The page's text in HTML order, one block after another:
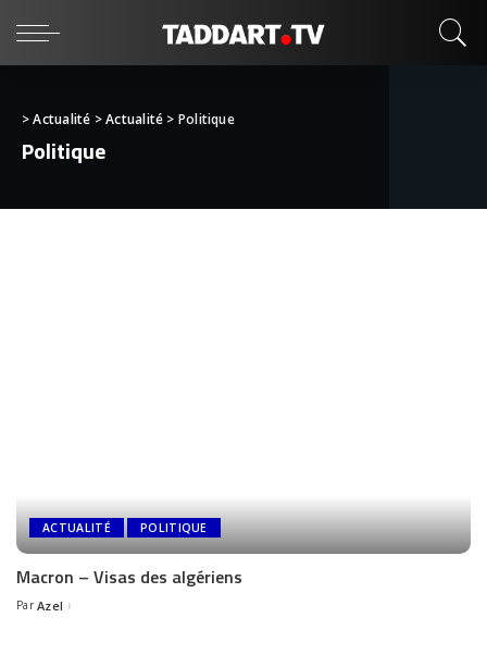
>Actualité >Actualité > Politique
Politique
ACTUALITÉ POLITIQUE
Macron – Visas des algériens
Par Azel